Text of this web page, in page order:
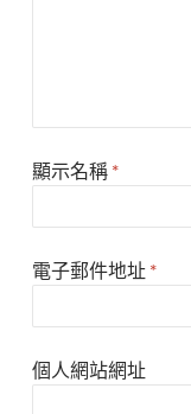
顯示名稱 *
電子郵件地址 *
個人網站網址